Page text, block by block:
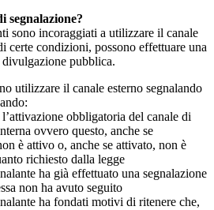
segnalazione?
sono incoraggiati a utilizzare il canale
certe condizioni, possono effettuare una
divulgazione pubblica.
utilizzare il canale esterno segnalando
obbligatoria del canale di
ovvero questo, anche se
è attivo o, anche se attivato, non è
richiesto dalla legge
ha già effettuato una segnalazione
non ha avuto seguito
ha fondati motivi di ritenere che,